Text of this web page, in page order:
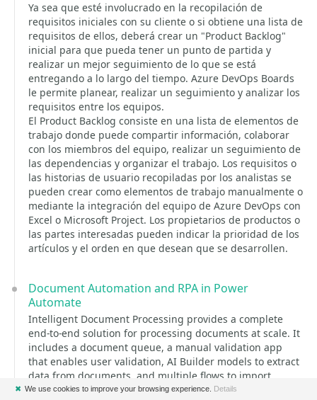
Ya sea que esté involucrado en la recopilación de
requisitos iniciales con su cliente o si obtiene una lista de
requisitos de ellos, deberá crear un "Product Backlog"
inicial para que pueda tener un punto de partida y
realizar un mejor seguimiento de lo que se está
entregando a lo largo del tiempo. Azure DevOps Boards
le permite planear, realizar un seguimiento y analizar los
requisitos entre los equipos.
El Product Backlog consiste en una lista de elementos de
trabajo donde puede compartir información, colaborar
con los miembros del equipo, realizar un seguimiento de
las dependencias y organizar el trabajo. Los requisitos o
las historias de usuario recopiladas por los analistas se
pueden crear como elementos de trabajo manualmente o
mediante la integración del equipo de Azure DevOps con
Excel o Microsoft Project. Los propietarios de productos o
las partes interesadas pueden indicar la prioridad de los
artículos y el orden en que desean que se desarrollen.
Document Automation and RPA in Power
Automate
Intelligent Document Processing provides a complete
end-to-end solution for processing documents at scale. It
includes a document queue, a manual validation app
that enables user validation, AI Builder models to extract
data from documents, and multiple flows to import
documents and export data to external systems. It offers
✖ We use cookies to improve your browsing experience. Details